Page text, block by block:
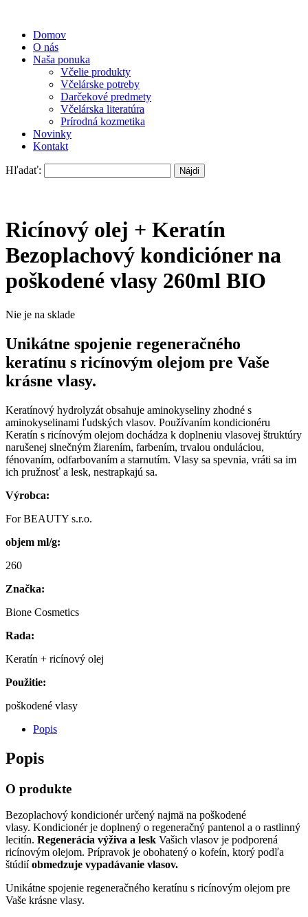
Domov
O nás
Naša ponuka
Včelie produkty
Včelárske potreby
Darčekové predmety
Včelárska literatúra
Prírodná kozmetika
Novinky
Kontakt
Hľadať:
Ricínový olej + Keratín
Bezoplachový kondicióner na
poškodené vlasy 260ml BIO
Nie je na sklade
Unikátne spojenie regeneračného
keratínu s ricínovým olejom pre Vaše
krásne vlasy.
Keratínový hydrolyzát obsahuje aminokyseliny zhodné s
aminokyselinami ľudských vlasov. Používaním kondicionéru
Keratín s ricínovým olejom dochádza k doplneniu vlasovej štruktúry
narušenej slnečným žiarením, farbením, trvalou onduláciou,
fénovaním, odfarbovaním a starnutím. Vlasy sa spevnia, vráti sa im
ich pružnosť a lesk, nestrapkajú sa.
Výrobca:
For BEAUTY s.r.o.
objem ml/g:
260
Značka:
Bione Cosmetics
Rada:
Keratín + ricínový olej
Použitie:
poškodené vlasy
Popis
Popis
O produkte
Bezoplachový kondicionér určený najmä na poškodené
vlasy. Kondicionér je doplnený o regeneračný pantenol a o rastlinný
lecitín. Regenerácia výživa a lesk Vašich vlasov je podporená
ricínovým olejom. Prípravok je obohatený o kofeín, ktorý podľa
štúdiíobmedzuje vypadávanie vlasov.
Unikátne spojenie regeneračného keratínu s ricínovým olejom pre
Vaše krásne vlasy.